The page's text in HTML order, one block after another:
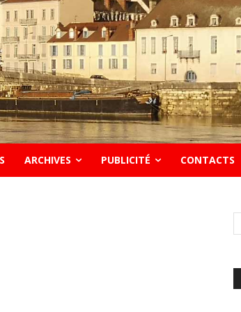
ARCHIVES PUBLICITÉ CONTACTS